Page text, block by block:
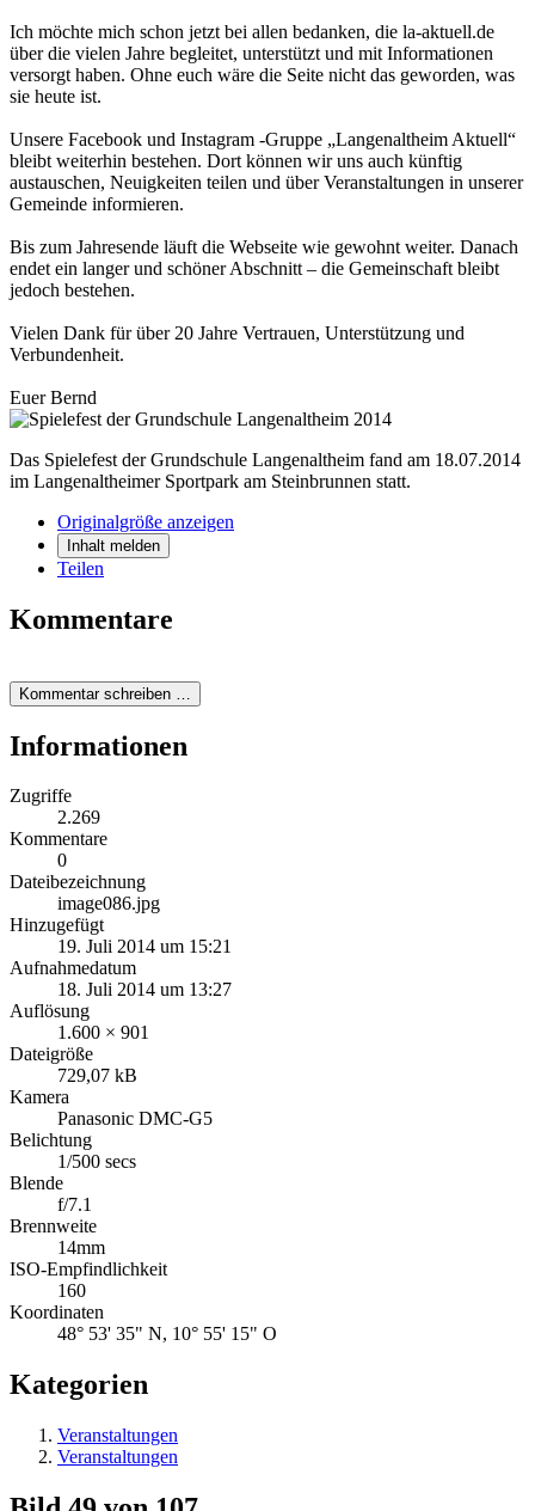
Ich möchte mich schon jetzt bei allen bedanken, die la-aktuell.de
über die vielen Jahre begleitet, unterstützt und mit Informationen
versorgt haben. Ohne euch wäre die Seite nicht das geworden, was
sie heute ist.
Unsere Facebook und Instagram -Gruppe „Langenaltheim Aktuell“
bleibt weiterhin bestehen. Dort können wir uns auch künftig
austauschen, Neuigkeiten teilen und über Veranstaltungen in unserer
Gemeinde informieren.
Bis zum Jahresende läuft die Webseite wie gewohnt weiter. Danach
endet ein langer und schöner Abschnitt – die Gemeinschaft bleibt
jedoch bestehen.
Vielen Dank für über 20 Jahre Vertrauen, Unterstützung und
Verbundenheit.
Euer Bernd
Das Spielefest der Grundschule Langenaltheim fand am 18.07.2014
im Langenaltheimer Sportpark am Steinbrunnen statt.
Originalgröße anzeigen
Inhalt melden
Teilen
Kommentare
Kommentar schreiben …
Informationen
Zugriffe
2.269
Kommentare
0
Dateibezeichnung
image086.jpg
Hinzugefügt
19. Juli 2014 um 15:21
Aufnahmedatum
18. Juli 2014 um 13:27
Auflösung
1.600 × 901
Dateigröße
729,07 kB
Kamera
Panasonic DMC-G5
Belichtung
1/500 secs
Blende
f/7.1
Brennweite
14mm
ISO-Empfindlichkeit
160
Koordinaten
48° 53' 35" N, 10° 55' 15" O
Kategorien
Veranstaltungen
Veranstaltungen